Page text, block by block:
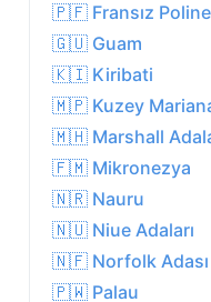
🇵🇫 Fransız
🇬🇺 Guam
🇰🇮 Kiribati
🇲🇵 Kuzey
🇲🇭 Marshall
🇫🇲 Mikronezya
🇳🇷 Nauru
🇳🇺 Niue Adaları
🇳🇫 Norfolk Adası
🇵🇼 Palau